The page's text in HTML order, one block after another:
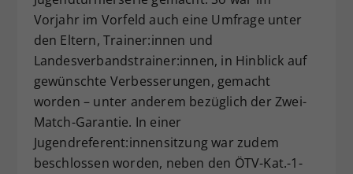
Vorjahr im Vorfeld auch eine Umfrage unter
den Eltern, Trainer:innen und
Landesverbandstrainer:innen, in Hinblick auf
gewünschte Verbesserungen, gemacht
worden – unter anderem bezüglich der Zwei-
Match-Garantie. In einer
Jugendreferent:innensitzung war zudem
beschlossen worden, neben den ÖTV-Kat.-1-